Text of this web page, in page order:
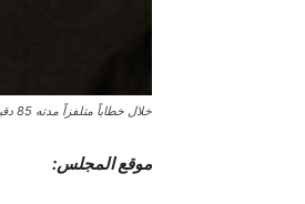
خلال خطاباً متلفزاً مدته 85 دقيقة يوم الجمعة 3 نوفمبر/تشرين الثاني، بعد ثلاثة أسابيع من الصمت المطلق بشأن حرب غزة
موقع المجلس: